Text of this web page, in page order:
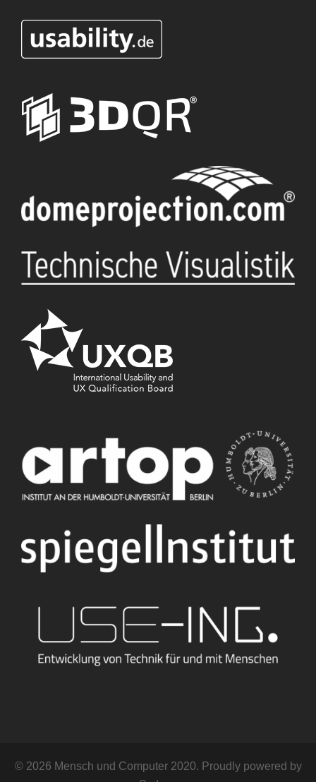
© 2026 Mensch und Computer 2020. Proudly powered by